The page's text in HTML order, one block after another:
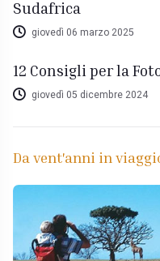
Sudafrica
giovedì 06 marzo 2025
12 Consigli per la
giovedì 05 dicembre 2024
Da vent'anni in